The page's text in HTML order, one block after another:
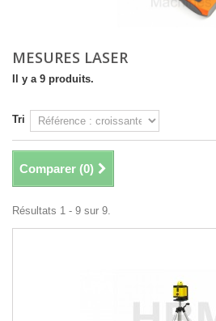
MESURES LASER
Il y a 9 produits.
Tri
Comparer (0)
Résultats 1 - 9 sur 9.